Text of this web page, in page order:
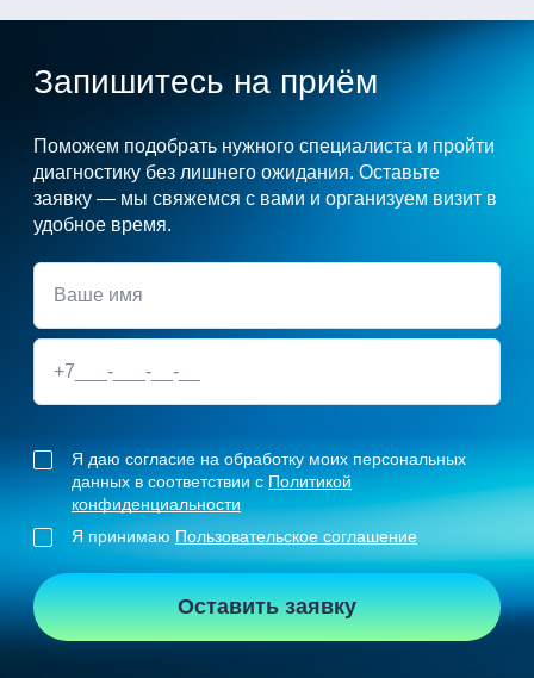
Запишитесь на приём
Поможем подобрать нужного специалиста и пройти
диагностику без лишнего ожидания. Оставьте
заявку — мы свяжемся с вами и организуем визит в
удобное время.
Я даю согласие на обработку моих персональных
данных в соответствии с Политикой
конфиденциальности
Я принимаю Пользовательское соглашение
Оставить заявку